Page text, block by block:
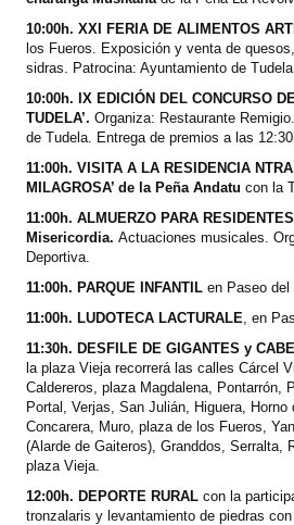
10:00h. XXI FERIA DE ALIMENTOS
los Fueros. Exposición y venta de
sidras. Patrocina: Ayuntamiento de
10:00h. IX EDICIÓN DEL CONCURSO
TUDELA’. Organiza: Restaurante
de Tudela. Entrega de premios a las
11:00h. VISITA A LA RESIDENCIA
MILAGROSA’ de la Peña Andatu con la
11:00h. ALMUERZO PARA
Misericordia. Actuaciones musicales.
Deportiva.
11:00h. PARQUE INFANTIL en Paseo del
11:00h. LUDOTECA LACTURALE, en
11:30h. DESFILE DE GIGANTES y
la plaza Vieja recorrerá las calles Cárcel
Caldereros, plaza Magdalena, Pontarrón,
Portal, Verjas, San Julián, Higuera, Horno
Concarera, Muro, plaza de los Fueros,
(Alarde de Gaiteros), Granddos, Serralta,
plaza Vieja.
12:00h. DEPORTE RURAL con la
tronzalaris y levantamiento de piedras